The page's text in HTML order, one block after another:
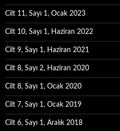
Cilt 11, Sayı 1, Ocak 2023
Cilt 10, Sayı 1, Haziran 2022
Cilt 9, Sayı 1, Haziran 2021
Cilt 8, Sayı 2, Haziran 2020
Cilt 8, Sayı 1, Ocak 2020
Cilt 7, Sayı 1, Ocak 2019
Cilt 6, Sayı 1, Aralık 2018